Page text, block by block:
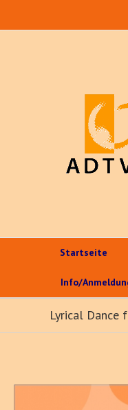
Startseite
Info/
Lyrical Dance